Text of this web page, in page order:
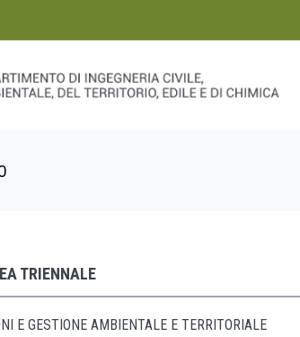
TRIENNALE
E GESTIONE AMBIENTALE E TERRITORIALE